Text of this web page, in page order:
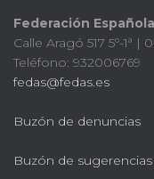
Federación
Calle Aragó 517 5º-1ª
Teléfono: 932006769
fedas@fedas.es
Buzón de denuncias
Buzón de sugerencias